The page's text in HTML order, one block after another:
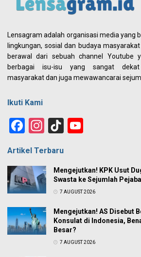
Lensagram adalah organisasi media yang
lingkungan, sosial dan budaya
berawal dari sebuah channel Youtube
berbagai isu-isu yang sangat
masyarakat dan juga mewawancarai
Ikuti Kami
Facebook
Instagram
TikTok
Artikel Terbaru
Mengejutkan! KPK Usut
Swasta ke Sejumlah
7 AUGUST 2026
Mengejutkan! AS Disebut
Konsulat di Indonesia,
Besar?
7 AUGUST 2026